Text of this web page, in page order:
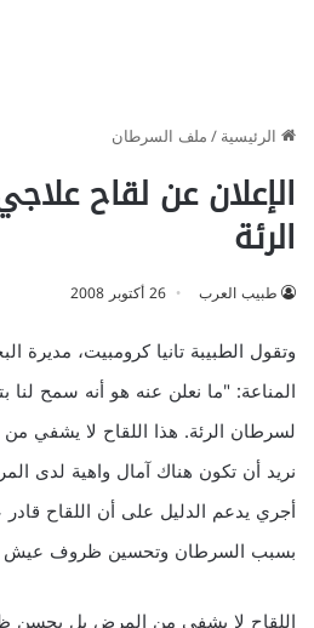
الرئيسية/ملف السرطان
الإعلان عن لقاح
الرئة
طبيب العرب 26 أكتوبر 2008
وتقول الطبيبة تانيا كرومبيت، مديرة
المناعة: "ما نعلن عنه هو أنه سمح
لسرطان الرئة. هذا اللقاح لا يشفي
نريد أن تكون هناك آمال واهية لدى
أجري يدعم الدليل على أن اللقاح
بسبب السرطان وتحسين ظروف عيش